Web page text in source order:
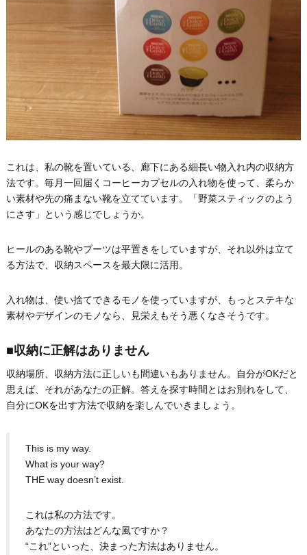
これは、私の靴を置いている、廊下にある細長い物入れ内の収納方
法です。毎月一回届くコーヒーカプセルの入れ物を使って、柔らか
い素材や先の痛まない靴を立てています。「野菜スティックのよう
にさす」という感じでしょうか。
ヒールのある靴やブーツは平置きをしていますが、それ以外は立て
る方法で、収納スペースを最大限に活用。
入れ物は、使い捨てできるモノを使っていますが、もっとステキな
素材やデザインのモノなら、見栄えもそう悪くなさそうです。
■収納に正解はありません
収納場所、収納方法に正しいも間違いもありません。自分がOKだと
思えば、それがあなたの正解。答えを探す時間とはお別れをして、
自分にOKを出す方法で収納を楽しんでいきましょう。
This is my way.
What is your way?
THE way doesn’t exist.
これは私の方法です。
あなたの方法はどんな風ですか？
“これ”といった、決まった方法はありません。